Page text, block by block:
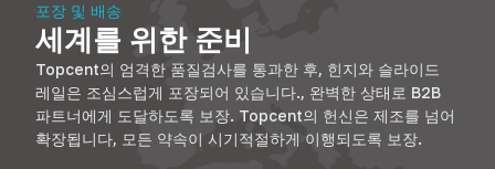
포장 및 배송
세계를 위한 준비
Topcent의 엄격한 품질검사를 통과한 후, 힌지와 슬라이드
레일은 조심스럽게 포장되어 있습니다., 완벽한 상태로 B2B
파트너에게 도달하도록 보장. Topcent의 헌신은 제조를 넘어
확장됩니다, 모든 약속이 시기적절하게 이행되도록 보장.